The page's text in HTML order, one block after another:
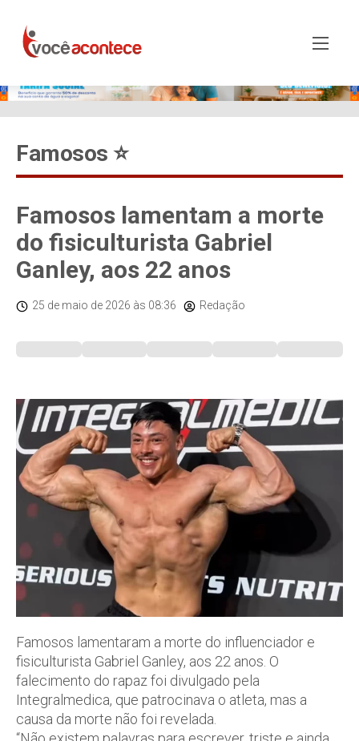
Famosos ⭐️
Famosos lamentam a morte
do fisiculturista Gabriel
Ganley, aos 22 anos
25 de maio de 2026 às 08:36 Redação
Famosos lamentaram a morte do influenciador e
fisiculturista Gabriel Ganley, aos 22 anos. O
falecimento do rapaz foi divulgado pela
Integralmedica, que patrocinava o atleta, mas a
causa da morte não foi revelada.